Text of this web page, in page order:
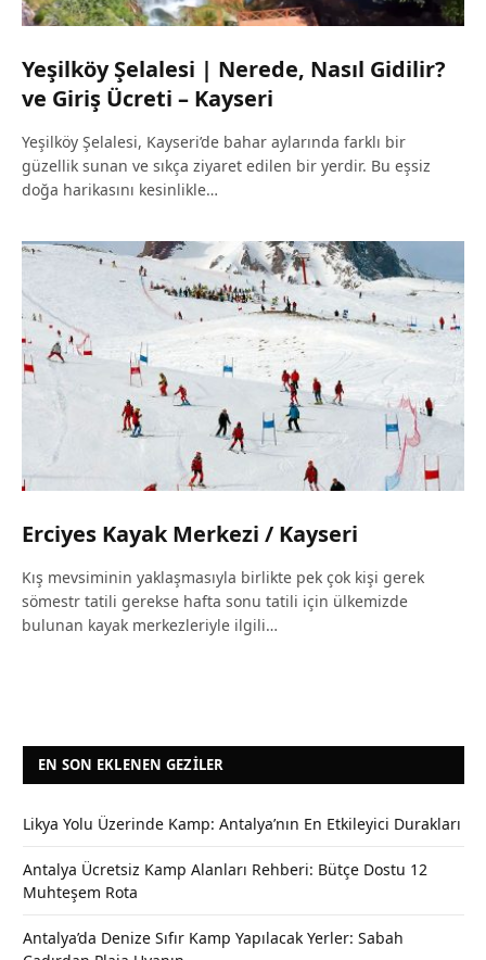
Yeşilköy Şelalesi | Nerede, Nasıl Gidilir?
ve Giriş Ücreti – Kayseri
Yeşilköy Şelalesi, Kayseri’de bahar aylarında farklı bir
güzellik sunan ve sıkça ziyaret edilen bir yerdir. Bu eşsiz
doğa harikasını kesinlikle…
Erciyes Kayak Merkezi / Kayseri
Kış mevsiminin yaklaşmasıyla birlikte pek çok kişi gerek
sömestr tatili gerekse hafta sonu tatili için ülkemizde
bulunan kayak merkezleriyle ilgili…
EN SON EKLENEN GEZILER
Likya Yolu Üzerinde Kamp: Antalya’nın En Etkileyici Durakları
Antalya Ücretsiz Kamp Alanları Rehberi: Bütçe Dostu 12
Muhteşem Rota
Antalya’da Denize Sıfır Kamp Yapılacak Yerler: Sabah